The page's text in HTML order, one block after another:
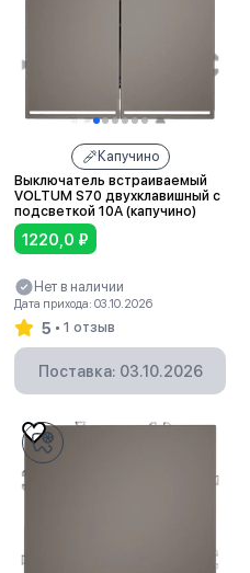
Капучино
Выключатель встраиваемый
VOLTUM S70 двухклавишный с
подсветкой 10А (капучино)
1220,0 ₽
Нет в наличии
Дата прихода: 03.10.2026
5 1 отзыв
Поставка: 03.10.2026